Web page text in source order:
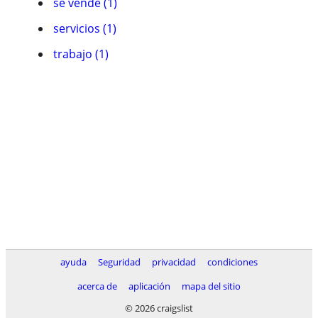
servicios (1)
trabajo (1)
ayuda Seguridad privacidad
condiciones
acerca de
aplicación
mapa del sitio
© 2026 craigslist